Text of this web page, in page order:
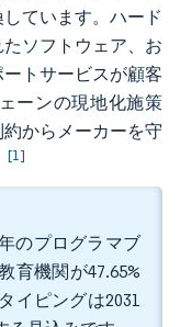
ています。ハード
ソフトウェア、お
トサービスが顧客
ーンの現地化施策
からメーカーを守
[1]
のプログラマブ
育機関が47.65%
イピングは2031